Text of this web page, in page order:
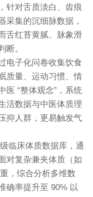
针对舌质淡白、齿痕
采集的沉细脉数据，
舌红苔黄腻、脉象滑
断。
电子化问卷收集饮食
质量、运动习惯、情
医 “整体观念”，系统
活数据与中医体质理
抑人群，更易触发气
临床体质数据库，通
对复杂兼夹体质（如
，综合分析多维数
确率提升至 90% 以